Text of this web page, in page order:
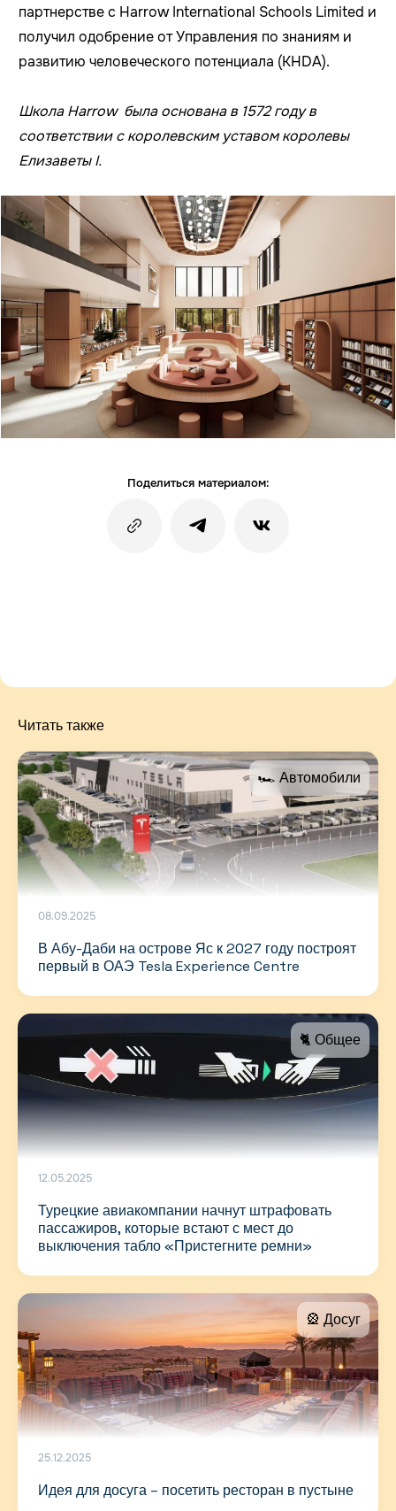
партнерстве с Harrow International Schools Limited и
получил одобрение от Управления по знаниям и
развитию человеческого потенциала (KHDA).
Школа Harrow была основана в 1572 году в
соответствии с королевским уставом королевы
Елизаветы I.
Поделиться материалом:
Читать также
🏎 Автомобили
08.09.2025
В Абу-Даби на острове Яс к 2027 году построят
первый в ОАЭ Tesla Experience Centre
🐈 Общее
12.05.2025
Турецкие авиакомпании начнут штрафовать
пассажиров, которые встают с мест до
выключения табло «Пристегните ремни»
🎡 Досуг
25.12.2025
Идея для досуга – посетить ресторан в пустыне